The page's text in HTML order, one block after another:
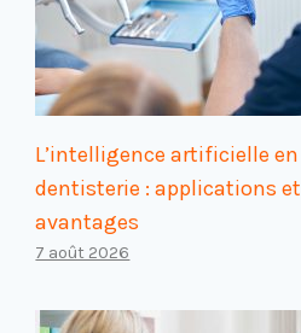
L’intelligence artificielle en
dentisterie : applications et
avantages
7 août 2026